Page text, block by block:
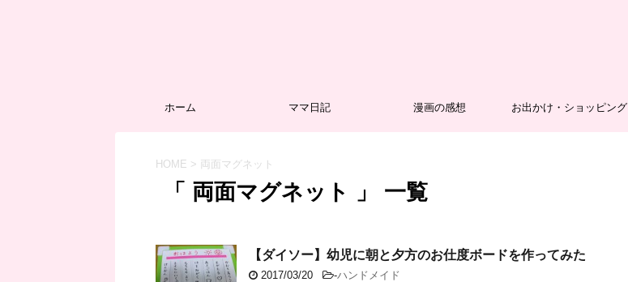
ホーム ママ日記 漫画の感想 お出かけ・ショッピング
HOME > 両面マグネット
「 両面マグネット 」 一覧
【ダイソー】幼児に朝と夕方のお仕度ボードを作ってみた
2017/03/20 -ハンドメイド